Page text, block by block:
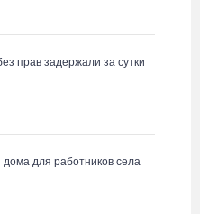
прав задержали за сутки
дома для работников села